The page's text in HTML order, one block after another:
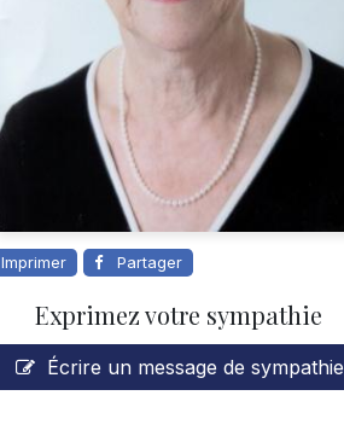
Imprimer Partager
Exprimez votre sympathie
Écrire un message de sympathie